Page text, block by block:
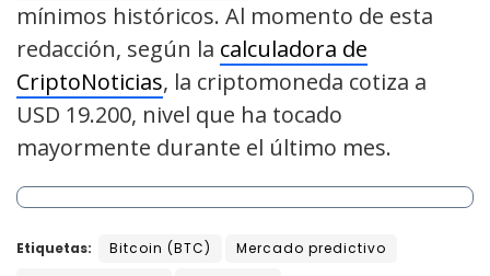
mínimos históricos. Al momento de esta
redacción, según la calculadora de
CriptoNoticias, la criptomoneda cotiza a
USD 19.200, nivel que ha tocado
mayormente durante el último mes.
Etiquetas: Bitcoin (BTC)
Mercado predictivo